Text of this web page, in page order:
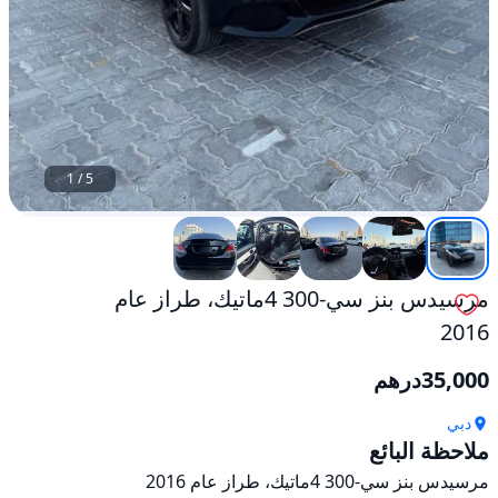
1/5
مرسيدس بنز سي-300 4ماتيك، طراز عام
2016
35,000درهم
دبي
ملاحظة البائع